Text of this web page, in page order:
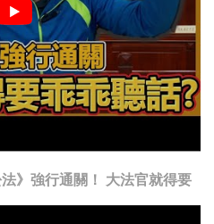
》強行通關！ 大法官就得要